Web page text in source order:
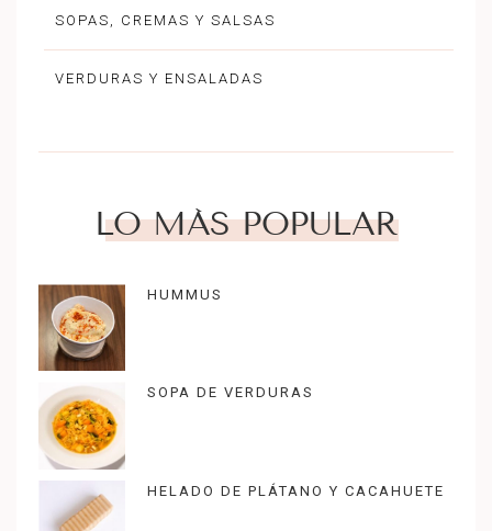
SOPAS, CREMAS Y SALSAS
VERDURAS Y ENSALADAS
LO MÁS POPULAR
HUMMUS
SOPA DE VERDURAS
HELADO DE PLÁTANO Y CACAHUETE